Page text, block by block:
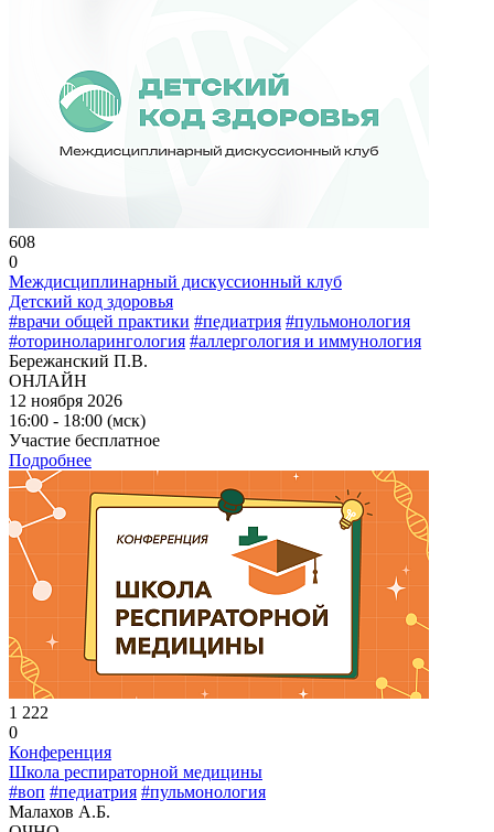
608
0
Междисциплинарный дискуссионный клуб
Детский код здоровья
#врачи общей практики #педиатрия #пульмонология
#оториноларингология #аллергология и иммунология
Бережанский П.В.
ОНЛАЙН
12 ноября 2026
16:00 - 18:00 (мск)
Участие бесплатное
Подробнее
1 222
0
Конференция
Школа респираторной медицины
#воп #педиатрия #пульмонология
Малахов А.Б.